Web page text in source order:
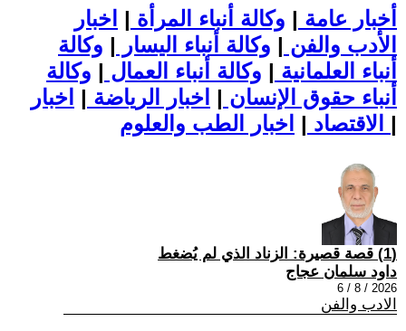
أخبار عامة | وكالة أنباء المرأة | اخبار
الأدب والفن | وكالة أنباء اليسار | وكالة
أنباء العلمانية | وكالة أنباء العمال | وكالة
أنباء حقوق الإنسان | اخبار الرياضة | اخبار
الاقتصاد | |
(1) قصة قصيرة: الزناد الذي لم يُضغط
داود سلمان عجاج
2026 / 8 / 6
الادب والفن